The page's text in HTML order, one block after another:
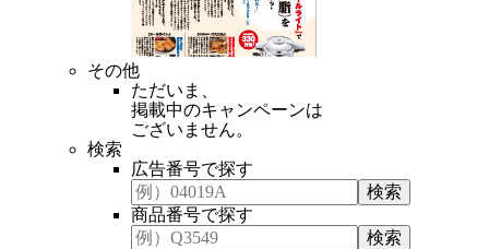
その他
ただいま、
掲載中のキャンペーンは
ございません。
検索
広告番号で探す
商品番号で探す